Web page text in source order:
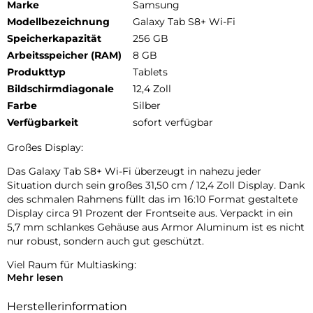
Marke
Samsung
Modellbezeichnung
Galaxy Tab S8+ Wi-Fi
Speicherkapazität
256 GB
Arbeitsspeicher (RAM)
8 GB
Produkttyp
Tablets
Bildschirmdiagonale
12,4 Zoll
Farbe
Silber
Verfügbarkeit
sofort verfügbar
Großes Display:
Das Galaxy Tab S8+ Wi-Fi überzeugt in nahezu jeder
Situation durch sein großes 31,50 cm / 12,4 Zoll Display. Dank
des schmalen Rahmens füllt das im 16:10 Format gestaltete
Display circa 91 Prozent der Frontseite aus. Verpackt in ein
5,7 mm schlankes Gehäuse aus Armor Aluminum ist es nicht
nur robust, sondern auch gut geschützt.
Viel Raum für Multiasking:
die benötigten Produkte und mache dir gleichzeitig Notizen
Mehr lesen
Herstellerinformation